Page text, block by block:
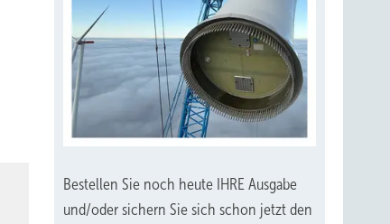
Bestellen Sie noch heute IHRE Ausgabe
und/oder sichern Sie sich schon jetzt den